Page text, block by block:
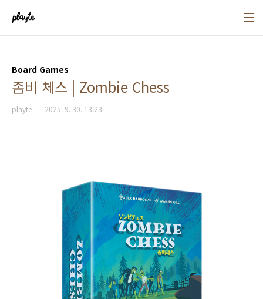
Board Games
좀비 체스 | Zombie Chess
playte 2025. 9. 30. 13:23